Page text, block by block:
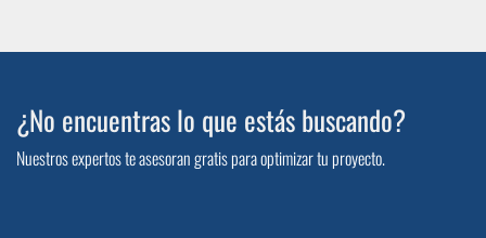
¿No encuentras lo que estás buscando?
Nuestros expertos te asesoran gratis para optimizar tu proyecto.